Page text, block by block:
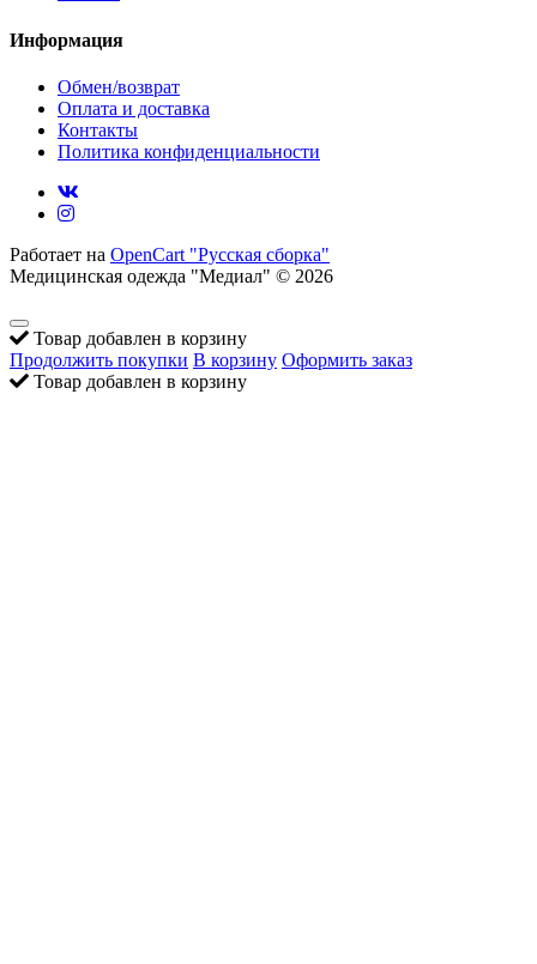
Информация
Обмен/возврат
Оплата и доставка
Контакты
Политика конфиденциальности
Работает на OpenCart "Русская сборка"
Медицинская одежда "Медиал" © 2026
Товар добавлен в корзину
Продолжить покупки В корзину Оформить заказ
Товар добавлен в корзину